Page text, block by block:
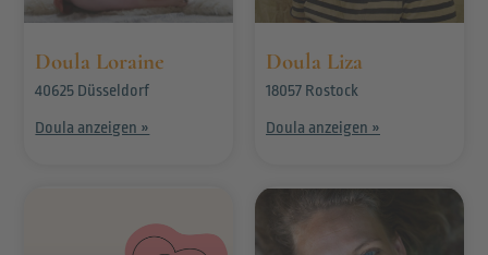
Doula Loraine
40625 Düsseldorf
Doula anzeigen »
Doula Liza
18057 Rostock
Doula anzeigen »